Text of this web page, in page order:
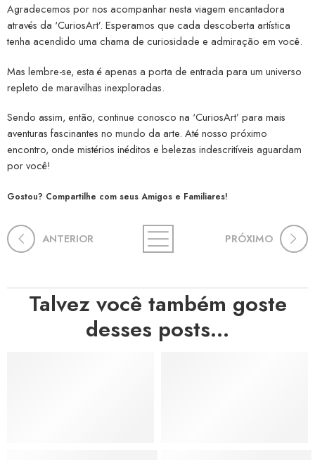
Agradecemos por nos acompanhar nesta viagem encantadora
através da ‘CuriosArt’. Esperamos que cada descoberta artística
tenha acendido uma chama de curiosidade e admiração em você.
Mas lembre-se, esta é apenas a porta de entrada para um universo
repleto de maravilhas inexploradas.
Sendo assim, então, continue conosco na ‘CuriosArt’ para mais
aventuras fascinantes no mundo da arte. Até nosso próximo
encontro, onde mistérios inéditos e belezas indescritíveis aguardam
por você!
Gostou? Compartilhe com seus Amigos e Familiares!
ANTERIOR PRÓXIMO
Talvez você também goste
desses posts...